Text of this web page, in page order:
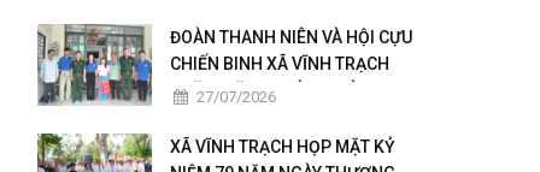
ĐOÀN THANH NIÊN VÀ HỘI CỰU
CHIẾN BINH XÃ VĨNH TRẠCH
THĂM, TẶNG QUÀ GIA ĐÌNH
27/07/2026
XÃ VĨNH TRẠCH HỌP MẶT KỶ